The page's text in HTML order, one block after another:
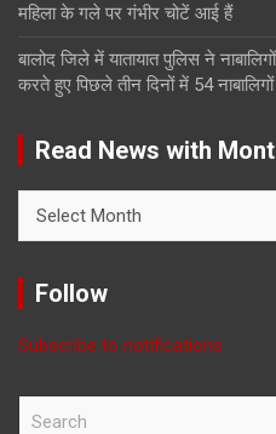
महिला के गले पर गंभीर चोटें आई हैं
बालोद जिले में यातायात पुलिस ने
करते हुए पिछले तीन दिनों में 54
Read News with
News
Month
Follow
Subscribe to notifications